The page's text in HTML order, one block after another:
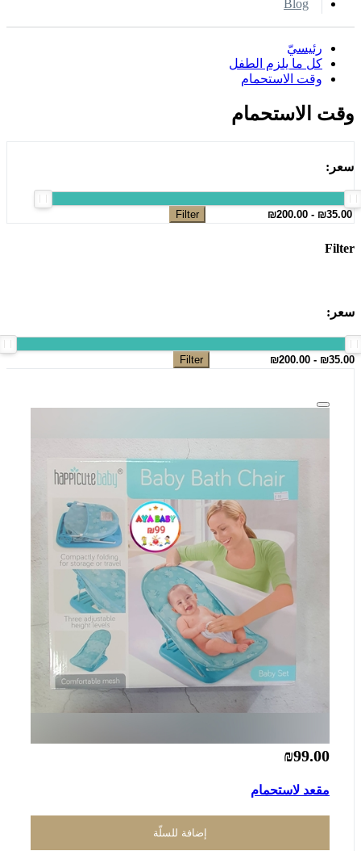
Blog
رئيسيّ
كل ما يلزم الطفل
وقت الاستحمام
وقت الاستحمام
سعر:
Filter
Filter
سعر:
Filter
₪99.00
مقعد لاستحمام
إضافة للسلّة